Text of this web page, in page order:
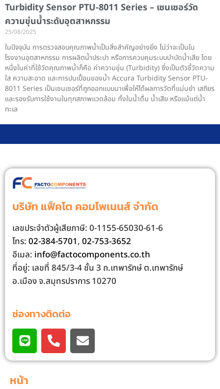
Turbidity Sensor PTU-8011 Series – เซนเซอร์วัด
ความขุ่นน้ำระดับอุตสาหกรรม
25/08/2025
ในปัจจุบัน การตรวจสอบคุณภาพน้ำเป็นสิ่งสำคัญอย่างยิ่ง ไม่ว่าจะเป็นใน
โรงงานอุตสาหกรรม การผลิตน้ำประปา หรือการควบคุมระบบบำบัดน้ำเสีย โดย
หนึ่งในค่าที่ใช้วัดคุณภาพน้ำก็คือ ค่าความขุ่น (Turbidity) ซึ่งเป็นตัวชี้วัดความ
ใส ความสะอาด และการปนเปื้อนของน้ำ Accura Turbidity Sensor PTU-
8011 Series เป็นเซนเซอร์ที่ถูกออกแบบมาเพื่อให้ได้ผลการวัดที่แม่นยำ เสถียร
และรองรับการใช้งานในทุกสภาพแวดล้อม ทั้งในน้ำดื่ม น้ำเสีย หรือแม้แต่น้ำ
ทะเล
บริษัท แฟ็คโต คอมโพเนนส์ จํากัด
เลขประจําตัวผู้เสียภาษี: 0-1155-65030-61-6
โทร:02-384-5701,02-753-3652
อีเมล: info@factocomponents.co.th
ที่อยู่: เลขที่ 845/3-4 ชั้น 3 ถ.เทพารักษ์ ต.เทพารักษ์
อ.เมือง จ.สมุทรปราการ 10270
ช่องทางติดต่อ
หน้า